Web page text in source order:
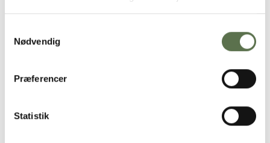
Nødvendig
Præferencer
Statistik
skal den æltes i længere tid på røremaskinen.
hæve tildækket i ca. en time ved stuetemperatur.
Fold dejen – dette skal gøres 2 gange med 1 times
Når dejen er vokset til dobbelt størrelse, skal den på køl til
dagen efter. Hvis ikke dejen er vokset, kan du lade den stå,